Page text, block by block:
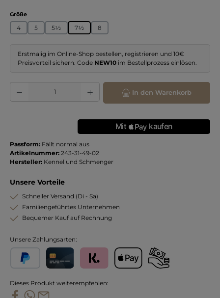
Größeauswählen
4 5 5½ 7½ 8
Erstmalig im Online-Shop bestellen, registrieren und 10€
Preisvorteil sichern. Code NEW10 im Bestellprozess einlösen.
Produkt Anzahl: Gib den gewünschten Wert ein oder benutze die
In den Warenkorb
Passform: Fällt normal aus
Artikelnummer: 243-31-49-02
Hersteller: Kennel und Schmenger
Unsere Vorteile
Schneller Versand (Di - Sa)
Familiengeführtes Unternehmen
Bequemer Kauf auf Rechnung
Unsere Zahlungsarten:
Dieses Produkt weiterempfehlen: